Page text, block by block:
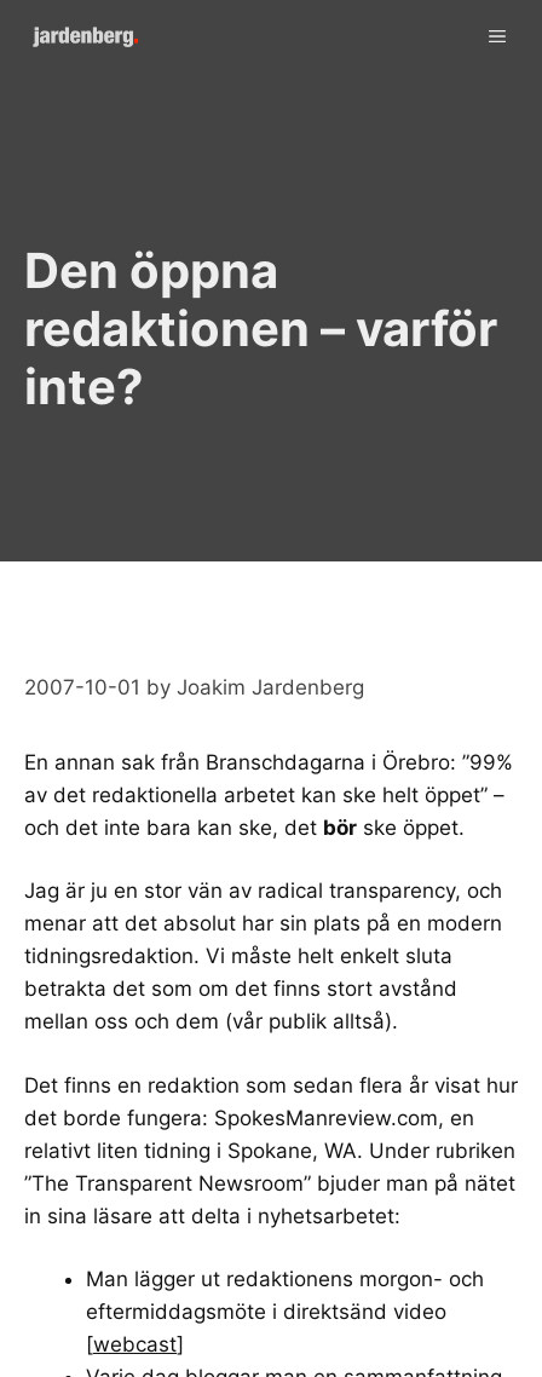
Den öppna
redaktionen – varför
inte?
2007-10-01 by Joakim Jardenberg
En annan sak från Branschdagarna i Örebro: ”99%
av det redaktionella arbetet kan ske helt öppet” –
och det inte bara kan ske, det bör ske öppet.
Jag är ju en stor vän av radical transparency, och
menar att det absolut har sin plats på en modern
tidningsredaktion. Vi måste helt enkelt sluta
betrakta det som om det finns stort avstånd
mellan oss och dem (vår publik alltså).
Det finns en redaktion som sedan flera år visat hur
det borde fungera: SpokesManreview.com, en
relativt liten tidning i Spokane, WA. Under rubriken
”The Transparent Newsroom” bjuder man på nätet
in sina läsare att delta i nyhetsarbetet:
Man lägger ut redaktionens morgon- och
eftermiddagsmöte i direktsänd video
[webcast]